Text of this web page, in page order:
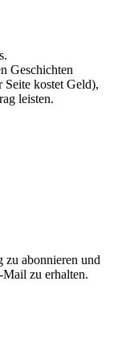
Geschichten
Seite kostet Geld),
leisten.
zu abonnieren und
zu erhalten.